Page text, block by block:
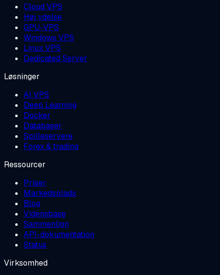
Cloud VPS
Høj ydelse
GPU-VPS
Windows VPS
Linux VPS
Dedicated Server
Løsninger
AI VPS
Deep Learning
Docker
Databaser
Spilleservere
Forex & trading
Ressourcer
Priser
Markedsplads
Blog
Vidensbase
Sammenlign
API-dokumentation
Status
Virksomhed